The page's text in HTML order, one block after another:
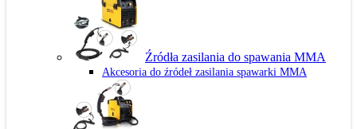
Źródła zasilania do spawania MMA
Akcesoria do źródeł zasilania spawarki MMA